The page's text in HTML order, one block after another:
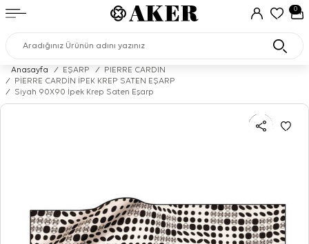
0
Anasayfa / EŞARP /
PIERRE CARDIN
/
PİERRE CARDİN İPEK KREP SATEN EŞARP
/
Siyah 90X90 İpek Krep Saten Eşarp